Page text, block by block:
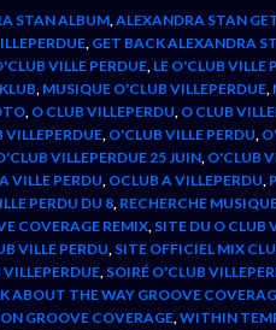
STAN ALBUM,ALEXANDRA STAN
, GET BACK ALEXANDRA
VILLE PERDUE, LE O'CLUB VILLE
, MUSIQUE O'CLUB VILLEPERDUE,
, O CLUB VILLEPERDU, O CLUB
VILLEPERDUE, O'CLUB VILLE PERDU,
VILLEPERDUE 25 JUIN, O'CLUB
VILLE PERDU, OCLUB A VILLEPERDU,
PERDU DU 8, RECHERCHE
COVERAGE REMIX, SITE DU O CLUB
VILLE PERDU, SITE OFFICIEL MIX
, SOIRÉ O'CLUB
ABOUT THE WAY GROOVE
GROOVE COVERAGE,WITHIN